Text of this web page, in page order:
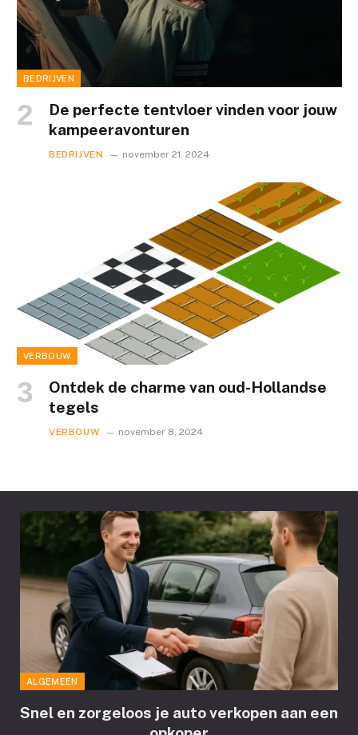
BEDRIJVEN
De perfecte tentvloer vinden voor jouw
kampeeravonturen
BEDRIJVEN november 21, 2024
VERBOUW
Ontdek de charme van oud-Hollandse
tegels
VERBOUW november 8, 2024
ALGEMEEN
Snel en zorgeloos je auto verkopen aan een